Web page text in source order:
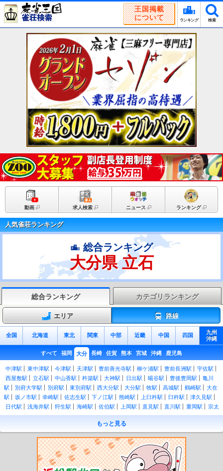
王国掲載
について
ランキング 検索
動画 求人検索 ニュース ランキング
人気雀荘ランキング
総合ランキング
大分県 立石
総合ランキング カテゴリランキング
エリア 路線
全国 北海道 東北 関東 中部 近畿 中国 四国
九州
沖縄
すべて 福岡 大分 長崎 佐賀 熊本 宮城 沖縄 鹿児島
中津駅 東中津駅 今津駅 天津駅 豊前善光寺駅 柳ケ浦駅 豊前長洲駅
宇佐駅
西屋敷駅
立石駅 中山香駅 杵築駅 大神駅 日出駅 暘谷駅 豊後豊岡駅
亀川
駅
別府大学駅 別府駅 東別府駅 西大分駅 大分駅 牧駅 高城駅 鶴崎駅
大在
駅
坂ノ市駅 幸崎駅 佐志生駅 下ノ江駅 熊崎駅 上臼杵駅 臼杵駅
津久見駅
日代駅
浅海井駅 狩生駅 海崎駅 佐伯駅 上岡駅 直見駅 直川駅 重岡駅
宗太
郎駅
夜明駅 光岡駅 日田駅 豊後三芳駅 豊後中川駅 天ケ瀬駅 杉河内駅
北山
豊後中村駅 野矢駅
駅
庄内駅 天神山駅 小野屋駅 鬼瀬駅 向之原駅 豊後国分駅 賀来駅
南大分
大鶴駅 今山駅 豊後荻駅 玉来駅 豊後竹田駅 朝地駅
三重町駅 菅尾駅 犬飼駅 竹中駅 中判田駅 大分大学前駅
もっと見る